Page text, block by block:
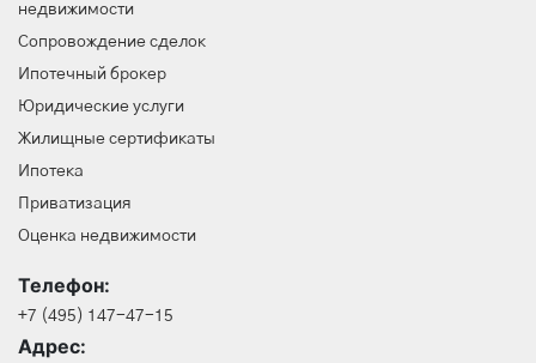
недвижимости
Сопровождение сделок
Ипотечный брокер
Юридические услуги
Жилищные сертификаты
Ипотека
Приватизация
Оценка недвижимости
Телефон:
+7 (495) 147-47-15
Адрес: